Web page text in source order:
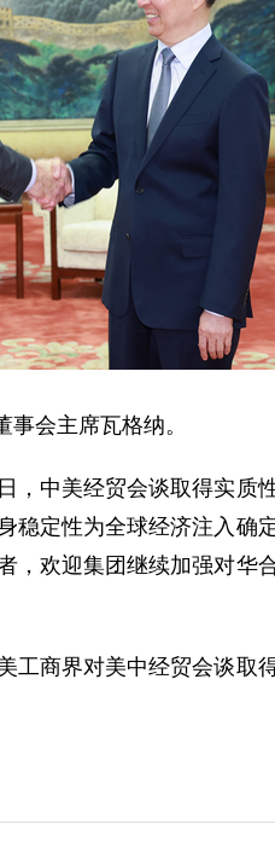
会主席瓦格纳。
中美经贸会谈取得实质
定性为全球经济注入确
欢迎集团继续加强对华
商界对美中经贸会谈取